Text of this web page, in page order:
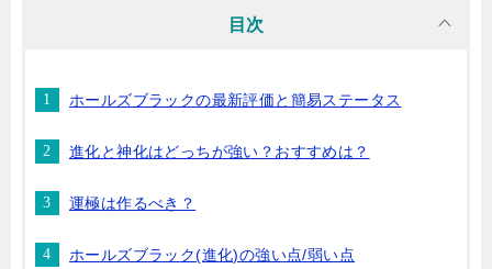
目次
ホールズブラックの最新評価と簡易ステータス
進化と神化はどっちが強い？おすすめは？
運極は作るべき？
ホールズブラック(進化)の強い点/弱い点